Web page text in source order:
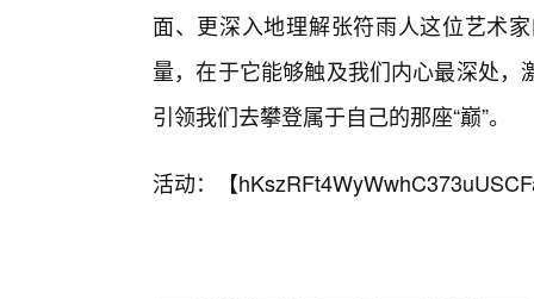
面、更深入地理解张符雨人这位艺术
量，在于它能够触及我们内心最深处
引领我们去攀登属于自己的那座“巅”。
活动：【